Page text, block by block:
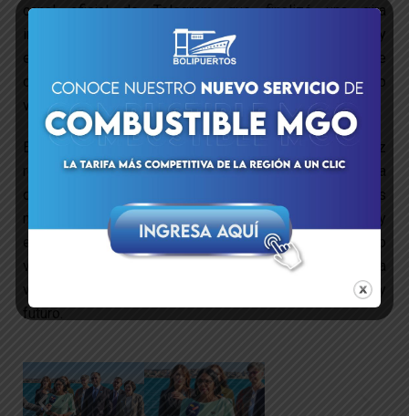
canal oficial de Telegram que finalizó una gira
internacional centrada en el fortalecimiento de alianzas y
espacios de cooperación estratégica. Este despliegue
diplomático busca el beneficio directo del pueblo
venezolano a través de acuerdos bilaterales.
En su mensaje, la Presidenta (E) Delcy Rodríguez
reafirmó el compromiso con la diversificación económica
del país y declaró: «Con gran satisfacción culminamos
nuestra gira internacional, fortaleciendo alianzas y
espacios de cooperación en beneficio del pueblo
venezolano». El Ejecutivo Nacional consolida así la
visión de una nación con inmensas potencialidades y
futuro.